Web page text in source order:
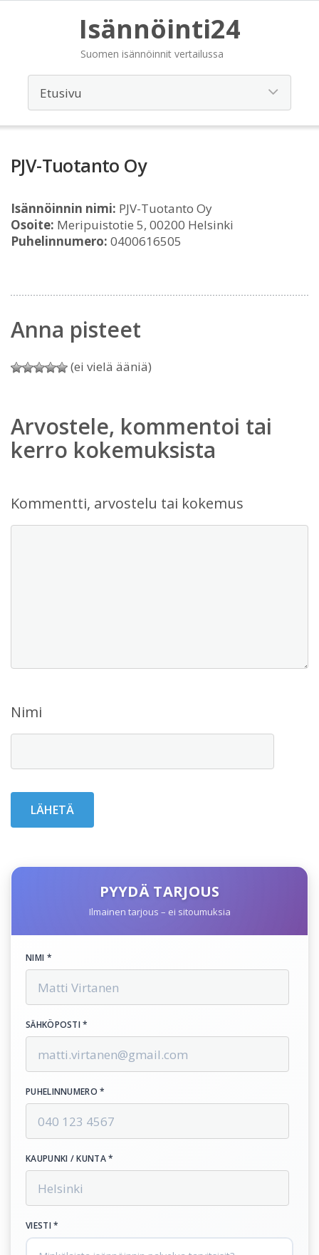
Isännöinti24
Suomen isännöinnit vertailussa
PJV-Tuotanto Oy
Isännöinnin nimi: PJV-Tuotanto Oy
Osoite: Meripuistotie 5, 00200 Helsinki
Puhelinnumero: 0400616505
Anna pisteet
(ei vielä ääniä)
Arvostele, kommentoi tai
kerro kokemuksista
Kommentti, arvostelu tai kokemus
Nimi
PYYDÄ TARJOUS
Ilmainen tarjous – ei sitoumuksia
NIMI *
SÄHKÖPOSTI *
PUHELINNUMERO *
KAUPUNKI / KUNTA *
VIESTI *